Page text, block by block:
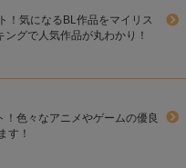
！気になるBL作品をマイリス
ングで人気作品が丸わかり！
色々なアニメやゲームの優良
す！